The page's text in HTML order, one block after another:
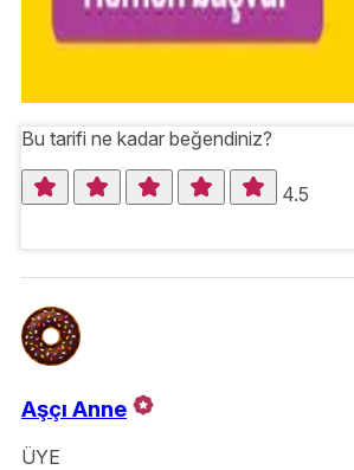
Bu tarifi ne kadar beğendiniz?
4.5
Aşçı Anne
ÜYE